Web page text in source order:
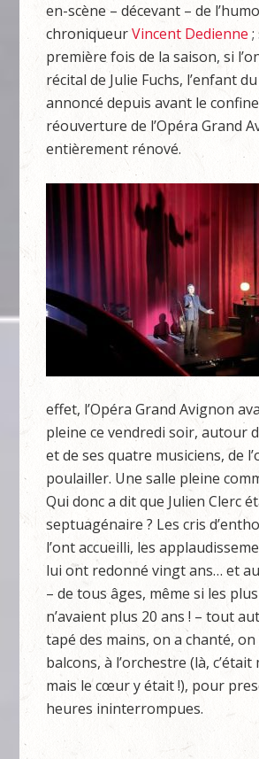
en-scène – décevant – de
chroniqueurVincent Dedienne
première fois de la saison, si
récital de Julie Fuchs, l’enfant
annoncé depuis avant le
réouverture de l’Opéra Grand
entièrement rénové.
effet, l’Opéra Grand Avignon
pleine ce vendredi soir, autour
et de ses quatre musiciens, de
poulailler. Une salle pleine
Qui donc a dit que Julien Clerc
septuagénaire ? Les cris
l’ont accueilli, les
lui ont redonné vingt ans… et
– de tous âges, même si les
n’avaient plus 20 ans ! – tout
tapé des mains, on a chanté, on
balcons, à l’orchestre (là,
mais le cœur y était !), pour
heures ininterrompues.